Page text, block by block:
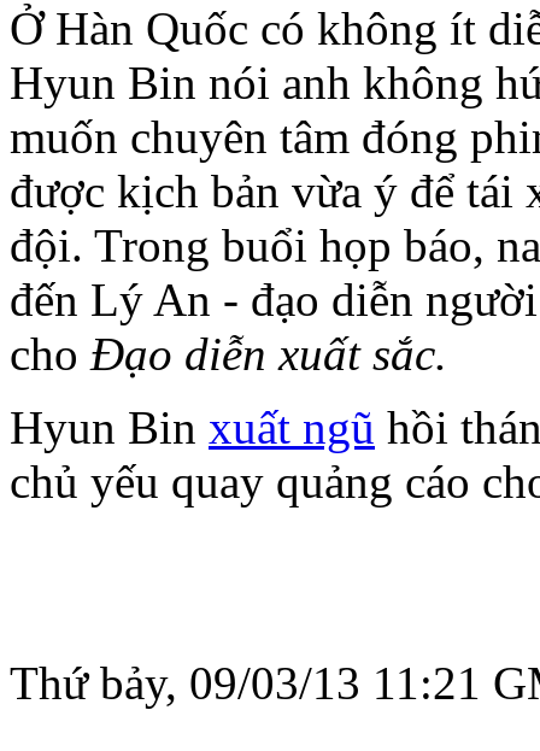
Ở Hàn Quốc có không ít
Hyun Bin nói anh không
muốn chuyên tâm đóng
được kịch bản vừa ý để tái
đội. Trong buổi họp báo,
đến Lý An - đạo diễn
cho Đạo diễn xuất sắc.
Hyun Bin xuất ngũ hồi
chủ yếu quay quảng cáo
Thứ bảy, 09/03/13 11:21